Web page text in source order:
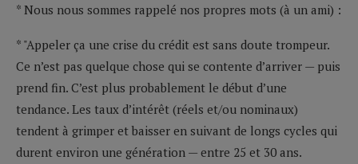
* Nous nous sommes rappelé nos propres mots (à un ami) :
* "Appeler ça une crise du crédit est sans doute trompeur.
Ce n’est pas quelque chose qui se contente d’arriver — puis
prend fin. C’est plus probablement le début d’une
tendance. Les taux d’intérêt (réels et/ou nominaux)
tendent à grimper et baisser en suivant de longs cycles qui
durent environ une génération — entre 25 et 30 ans.